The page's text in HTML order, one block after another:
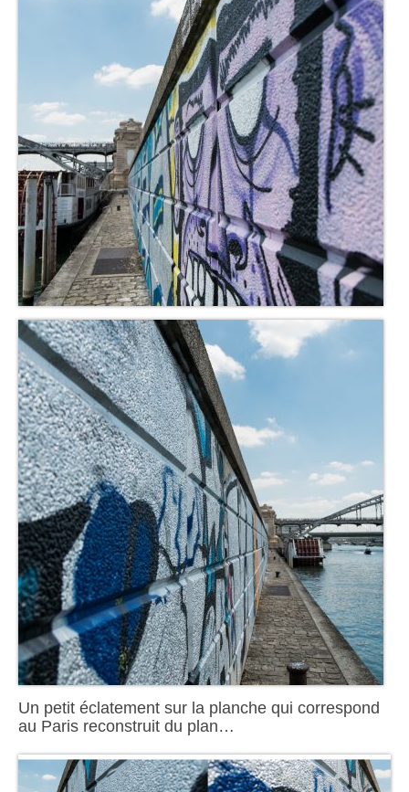
Un petit éclatement sur la planche qui correspond
au Paris reconstruit du plan…